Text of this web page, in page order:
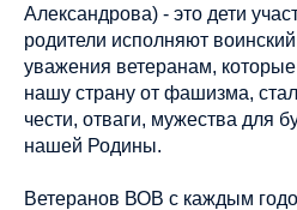
Александрова) - это дети
родители исполняют
уважения ветеранам,
нашу страну от фашизма,
чести, отваги, мужества для
нашей Родины.
Ветеранов ВОВ с каждым